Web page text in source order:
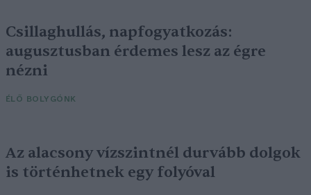
Csillaghullás, napfogyatkozás:
augusztusban érdemes lesz az égre
nézni
ÉLŐ BOLYGÓNK
Az alacsony vízszintnél durvább dolgok
is történhetnek egy folyóval